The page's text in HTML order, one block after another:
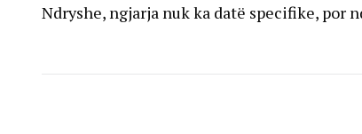
Ndryshe, ngjarja nuk ka datë specifike, por